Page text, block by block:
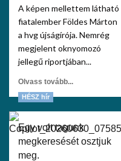
A képen mellettem látható
fiatalember Földes Márton
a hvg újságírója. Nemrég
megjelent oknyomozó
jellegű riportjában...
Olvass tovább...
HÉSZ hír
Egy volt tagunk
megkeresését osztjuk
meg.